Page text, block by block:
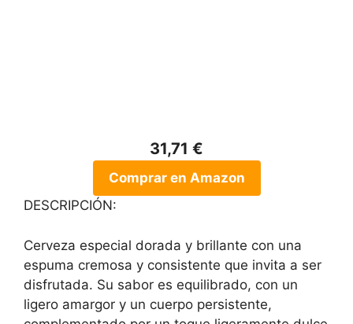
31,71 €
Comprar en Amazon
DESCRIPCIÓN:
Cerveza especial dorada y brillante con una
espuma cremosa y consistente que invita a ser
disfrutada. Su sabor es equilibrado, con un
ligero amargor y un cuerpo persistente,